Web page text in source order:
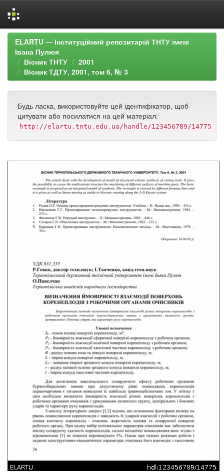
Skip
navigation
ELARTU — Інституційний репозитарій ТНТУ імені
Івана Пулюя
Вісник ТНТУ
2001
Вісник ТДТУ, 2001, том 6, № 3
Будь ласка, використовуйте цей ідентифікатор, щоб
цитувати або посилатися на цей матеріал:
http://elartu.tntu.edu.ua/handle/123456789/14775